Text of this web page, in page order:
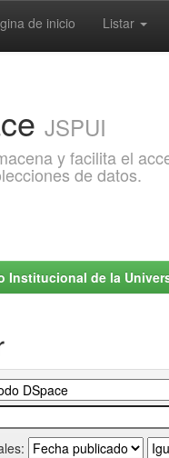
de inicio Listar
JSPUI
y facilita el
de datos.
Institucional de la